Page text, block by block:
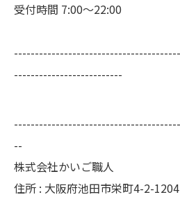
受付時間 7:00～22:00
--------------------------
--
株式会社かいご職人
住所 : 大阪府池田市栄町4-2-1204